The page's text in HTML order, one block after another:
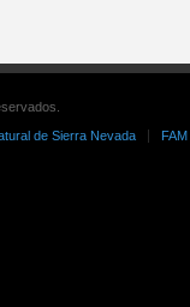
de Sierra Nevada FAM